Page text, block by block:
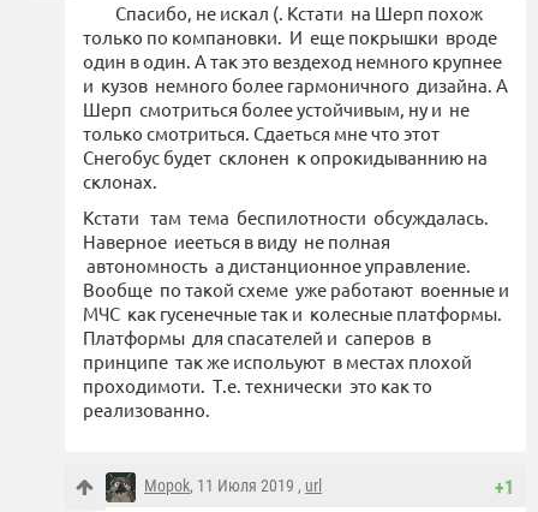
Спасибо, не искал (. Кстати на Шерп похож
только по компановки. И еще покрышки вроде
один в один. А так это вездеход немного крупнее
и кузов немного более гармоничного дизайна. А
Шерп смотриться более устойчивым, ну и не
только смотриться. Сдаеться мне что этот
Снегобус будет склонен к опрокидываннию на
склонах.
Кстати там тема беспилотности обсуждалась.
Наверное иееться в виду не полная
автономность а дистанционное управление.
Вообще по такой схеме уже работают военные и
МЧС как гусенечные так и колесные платформы.
Платформы для спасателей и саперов в
принципе так же испольуют в местах плохой
проходимоти. Т.е. технически это как то
реализованно.
+1
Mopok, 11 Июля 2019 , url